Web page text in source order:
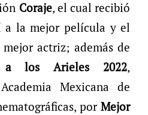
Coraje, el cual recibió
a la mejor película y el
actriz; además de
a los Arieles 2022,
Mexicana de
porMejor